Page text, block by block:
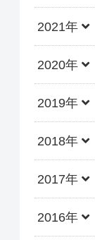
2021年
2020年
2019年
2018年
2017年
2016年